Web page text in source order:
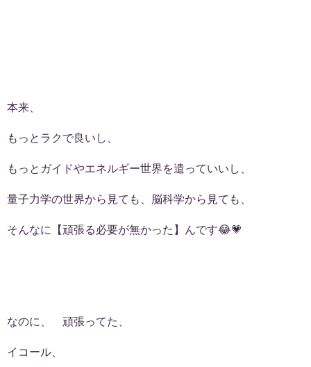
本来、
もっとラクで良いし、
もっとガイドやエネルギー世界を遣っていいし、
量子力学の世界から見ても、脳科学から見ても、
そんなに【頑張る必要が無かった】んです😂💗
なのに、 頑張ってた、
イコール、